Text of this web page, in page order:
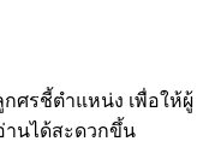
ศรชี้ตำแหน่ง เพื่อให้ผู้
นได้สะดวกขึ้น